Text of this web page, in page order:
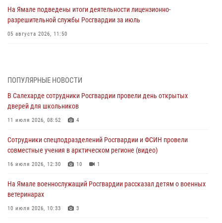
На Ямале подведены итоги деятельности лицензионно-
разрешительной службы Росгвардии за июль
05 августа 2026, 11:50
03 августа 2026, 07:21 2
Генерал-полковник Юрий Аверин выступил на Всероссийском
молодёжном образовательном форуме «Территория смыслов»
03 августа 2026, 06:54
Директор Росгвардии Герой России генерал армии Виктор Золотов
поздравил специалистов подразделений тыла с профессиональным
праздником
Сотрудники СОБР «Варк» повышают боевое мастерство на Ямале
30 июля 2026, 09:34 1
ПОПУЛЯРНЫЕ НОВОСТИ
В Салехарде сотрудники Росгвардии провели день открытых
дверей для школьников
11 июля 2026, 08:52 4
Сотрудники спецподразделений Росгвардии и ФСИН провели
совместные учения в арктическом регионе (видео)
16 июля 2026, 12:30 10 1
На Ямале военнослужащий Росгвардии рассказал детям о военных
ветеринарах
10 июля 2026, 10:33 3